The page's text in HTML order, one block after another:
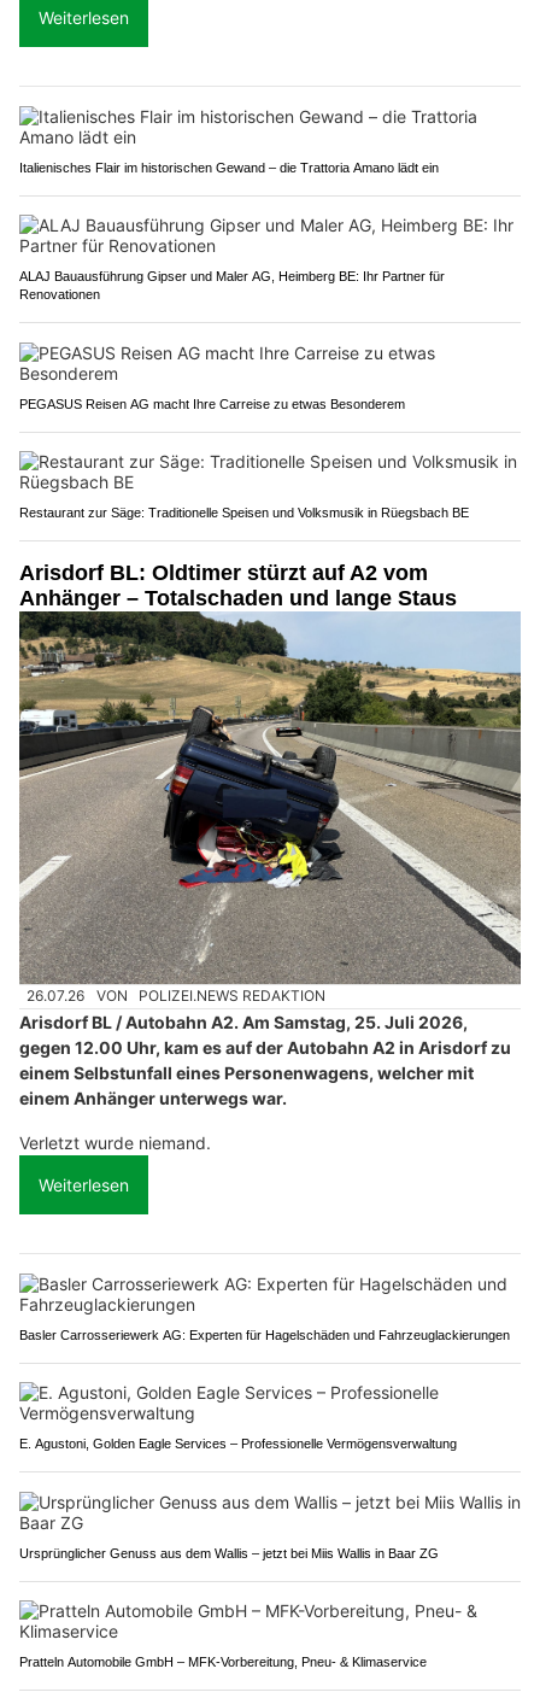
Weiterlesen
Italienisches Flair im historischen Gewand – die Trattoria Amano lädt ein
ALAJ Bauausführung Gipser und Maler AG, Heimberg BE: Ihr Partner für
Renovationen
PEGASUS Reisen AG macht Ihre Carreise zu etwas Besonderem
Restaurant zur Säge: Traditionelle Speisen und Volksmusik in Rüegsbach BE
Arisdorf BL: Oldtimer stürzt auf A2 vom
Anhänger – Totalschaden und lange Staus
26.07.26 VON POLIZEI.NEWS REDAKTION
Arisdorf BL / Autobahn A2. Am Samstag, 25. Juli 2026,
gegen 12.00 Uhr, kam es auf der Autobahn A2 in Arisdorf zu
einem Selbstunfall eines Personenwagens, welcher mit
einem Anhänger unterwegs war.
Verletzt wurde niemand.
Weiterlesen
Basler Carrosseriewerk AG: Experten für Hagelschäden und Fahrzeuglackierungen
E. Agustoni, Golden Eagle Services – Professionelle Vermögensverwaltung
Ursprünglicher Genuss aus dem Wallis – jetzt bei Miis Wallis in Baar ZG
Pratteln Automobile GmbH – MFK-Vorbereitung, Pneu- & Klimaservice